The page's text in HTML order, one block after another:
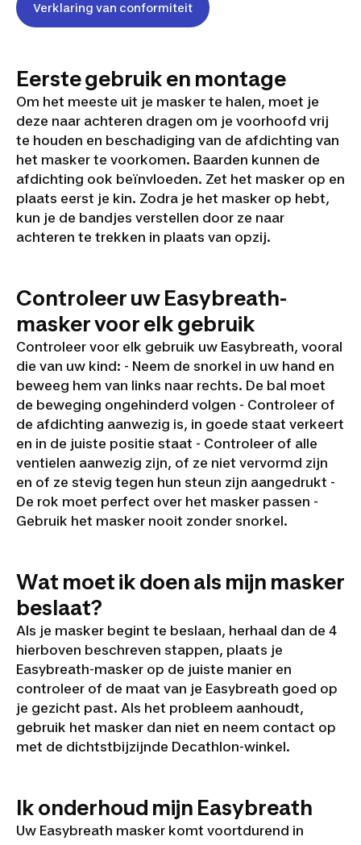
Verklaring van conformiteit
Eerste gebruik en montage
Om het meeste uit je masker te halen, moet je
deze naar achteren dragen om je voorhoofd vrij
te houden en beschadiging van de afdichting van
het masker te voorkomen. Baarden kunnen de
afdichting ook beïnvloeden. Zet het masker op en
plaats eerst je kin. Zodra je het masker op hebt,
kun je de bandjes verstellen door ze naar
achteren te trekken in plaats van opzij.
Controleer uw Easybreath-
masker voor elk gebruik
Controleer voor elk gebruik uw Easybreath, vooral
die van uw kind: - Neem de snorkel in uw hand en
beweeg hem van links naar rechts. De bal moet
de beweging ongehinderd volgen - Controleer of
de afdichting aanwezig is, in goede staat verkeert
en in de juiste positie staat - Controleer of alle
ventielen aanwezig zijn, of ze niet vervormd zijn
en of ze stevig tegen hun steun zijn aangedrukt -
De rok moet perfect over het masker passen -
Gebruik het masker nooit zonder snorkel.
Wat moet ik doen als mijn masker
beslaat?
Als je masker begint te beslaan, herhaal dan de 4
hierboven beschreven stappen, plaats je
Easybreath-masker op de juiste manier en
controleer of de maat van je Easybreath goed op
je gezicht past. Als het probleem aanhoudt,
gebruik het masker dan niet en neem contact op
met de dichtstbijzijnde Decathlon-winkel.
Ik onderhoud mijn Easybreath
Uw Easybreath masker komt voortdurend in